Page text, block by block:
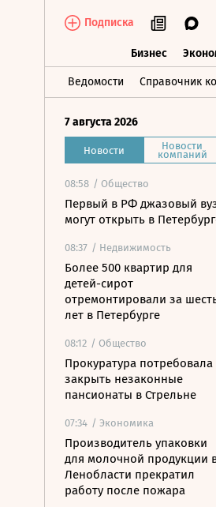
Подписка
Бизнес
Ведомости Справочник
Бизнес
7 августа 2026
Новости Новости
компаний
08:58 / Общество
Первый в РФ джазовый
могут открыть в
08:37 / Недвижимость
Более 500 квартир для
детей-сирот
отремонтировали за
лет в Петербурге
08:12 / Общество
Прокуратура потребовала
закрыть незаконные
пансионаты в Стрельне
07:34 / Экономика
Производитель упаковки
для молочной продукции
Ленобласти прекратил
работу после пожара